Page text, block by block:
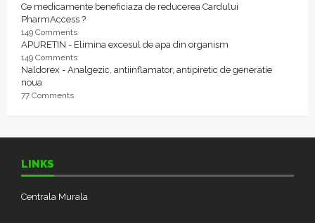
Ce medicamente beneficiaza de reducerea Cardului
PharmAccess ?
149 Comments
APURETIN - Elimina excesul de apa din organism
149 Comments
Naldorex - Analgezic, antiinflamator, antipiretic de generatie
noua
77 Comments
LINKS
Centrala Murala